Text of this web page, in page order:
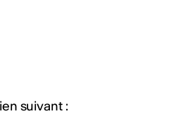
suivant :